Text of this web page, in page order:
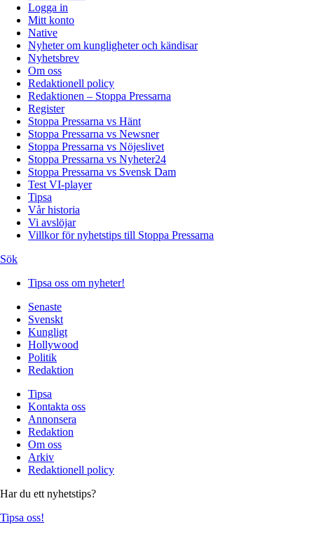
Logga in
Mitt konto
Native
Nyheter om kungligheter och kändisar
Nyhetsbrev
Om oss
Redaktionell policy
Redaktionen – Stoppa Pressarna
Register
Stoppa Pressarna vs Hänt
Stoppa Pressarna vs Newsner
Stoppa Pressarna vs Nöjeslivet
Stoppa Pressarna vs Nyheter24
Stoppa Pressarna vs Svensk Dam
Test VI-player
Tipsa
Vår historia
Vi avslöjar
Villkor för nyhetstips till Stoppa Pressarna
Sök
Tipsa oss om nyheter!
Senaste
Svenskt
Kungligt
Hollywood
Politik
Redaktion
Tipsa
Kontakta oss
Annonsera
Redaktion
Om oss
Arkiv
Redaktionell policy
Har du ett nyhetstips?
Tipsa oss!